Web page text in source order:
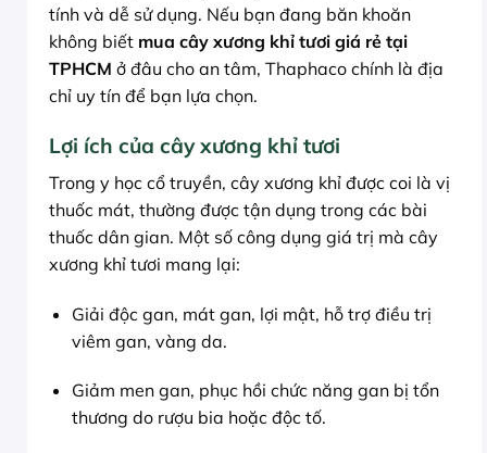
tính và dễ sử dụng. Nếu bạn đang băn khoăn
không biết mua cây xương khỉ tươi giá rẻ tại
TPHCM ở đâu cho an tâm, Thaphaco chính là địa
chỉ uy tín để bạn lựa chọn.
Lợi ích của cây xương khỉ tươi
Trong y học cổ truyền, cây xương khỉ được coi là vị
thuốc mát, thường được tận dụng trong các bài
thuốc dân gian. Một số công dụng giá trị mà cây
xương khỉ tươi mang lại:
Giải độc gan, mát gan, lợi mật, hỗ trợ điều trị
viêm gan, vàng da.
Giảm men gan, phục hồi chức năng gan bị tổn
thương do rượu bia hoặc độc tố.